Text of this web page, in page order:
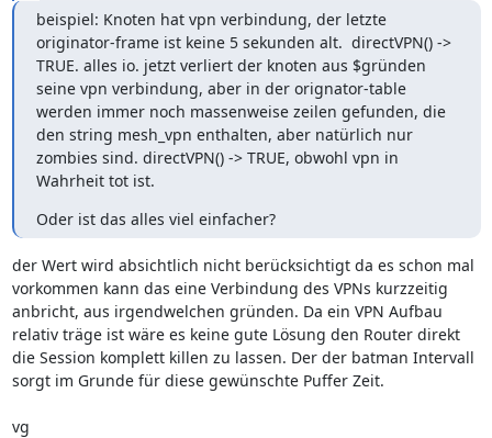
beispiel: Knoten hat vpn verbindung, der letzte
originator-frame ist keine 5 sekunden alt.  directVPN() ->
TRUE. alles io. jetzt verliert der knoten aus $gründen
seine vpn verbindung, aber in der orignator-table
werden immer noch massenweise zeilen gefunden, die
den string mesh_vpn enthalten, aber natürlich nur
zombies sind. directVPN() -> TRUE, obwohl vpn in
Wahrheit tot ist.
Oder ist das alles viel einfacher?
der Wert wird absichtlich nicht berücksichtigt da es schon mal
vorkommen kann das eine Verbindung des VPNs kurzzeitig
anbricht, aus irgendwelchen gründen. Da ein VPN Aufbau
relativ träge ist wäre es keine gute Lösung den Router direkt
die Session komplett killen zu lassen. Der der batman Intervall
sorgt im Grunde für diese gewünschte Puffer Zeit.
vg